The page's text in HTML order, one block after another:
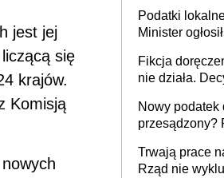
jest jej
się
krajów.
Komisją
umowy
racjonalnym
Podatki
Minister
Fikcja
nie działa.
Nowy podatek
przesądzony?
Trwają prace
Rząd nie